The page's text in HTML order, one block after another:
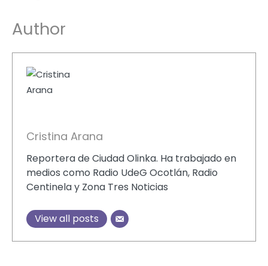
Author
Cristina Arana
Reportera de Ciudad Olinka. Ha trabajado en
medios como Radio UdeG Ocotlán, Radio
Centinela y Zona Tres Noticias
View all posts